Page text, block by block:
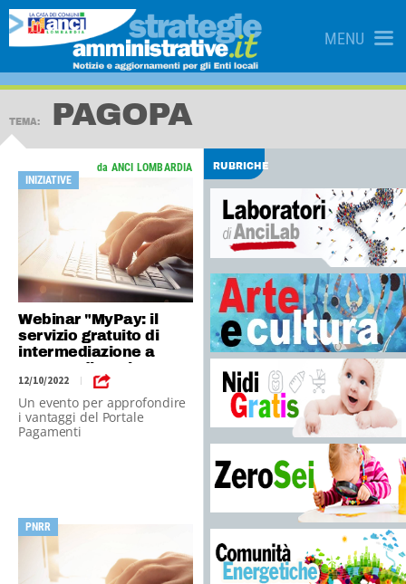
MENU
TEMA: PAGOPA
da ANCI LOMBARDIA
INIZIATIVE
Webinar "MyPay: il
servizio gratuito di
intermediazione a
pagoPA di Regione
Lombardia"
12/10/2022 |
Un evento per approfondire
i vantaggi del Portale
Pagamenti
PNRR
RUBRICHE